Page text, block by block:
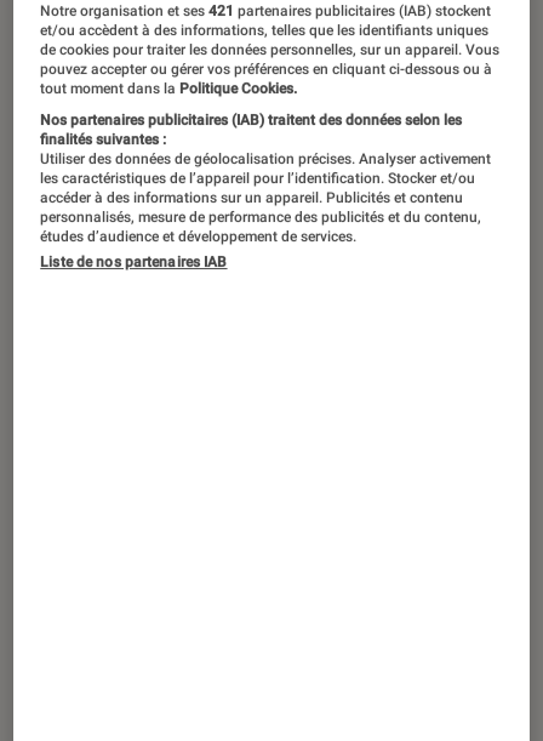
Claude Cowork s’affranchit du bureau :
l’IA d’Anthropic passe sur mobile
et navigateur
ACTU
Application • 08 juil. 2026
Notre organisation et ses421 partenaires publicitaires (IAB) stockent
et/ou accèdent à des informations, telles que les identifiants uniques
de cookies pour traiter les données personnelles, sur un appareil. Vous
pouvez accepter ou gérer vos préférences en cliquant ci-dessous ou à
tout moment dans la Politique Cookies.
Nos partenaires publicitaires (IAB) traitent des données selon les
finalités suivantes :
Utiliser des données de géolocalisation précises. Analyser activement
les caractéristiques de l’appareil pour l’identification. Stocker et/ou
accéder à des informations sur un appareil. Publicités et contenu
personnalisés, mesure de performance des publicités et du contenu,
études d’audience et développement de services.
Liste de nos partenaires IAB